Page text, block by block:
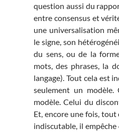
question aussi du
entre consensus et
une universalisation
le signe, son
du sens, ou de la
mots, des phrases, la
langage). Tout cela est
seulement un modèle.
modèle. Celui du
Et, encore une fois,
indiscutable, il empêche